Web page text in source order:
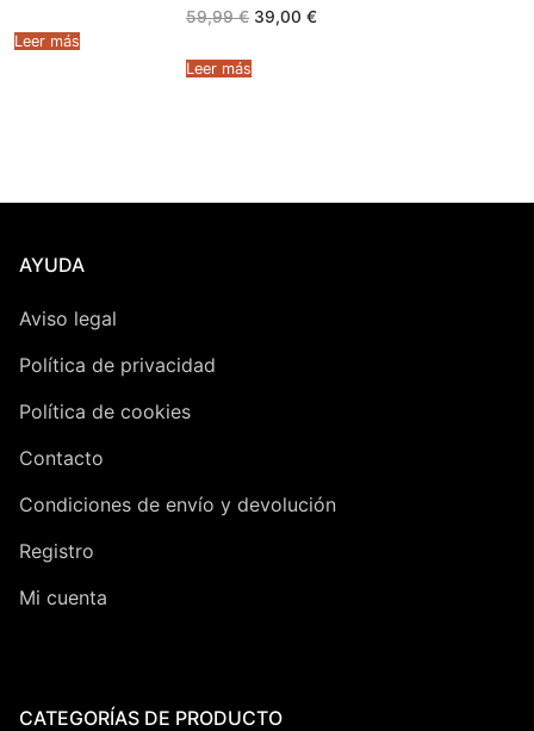
Leer más
59,99€ El
precio
39,00 €El
Leer más
AYUDA
Aviso legal
Política de privacidad
Política de cookies
Contacto
Condiciones de envío y devolución
Registro
Mi cuenta
CATEGORÍAS DE PRODUCTO